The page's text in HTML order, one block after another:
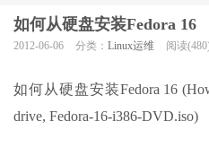
如何从硬盘安装Fedora 16
2012-06-06 分类： Linux运维 阅读
如何从硬盘安装Fedora 16
drive, Fedora-16-i386-DVD.iso)